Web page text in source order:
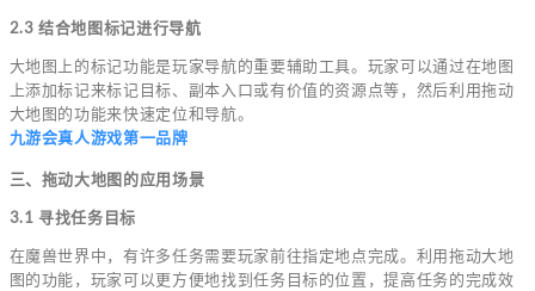
2.3 结合地图标记进行导航
大地图上的标记功能是玩家导航的重要辅助工具。玩家可以通过在地图
上添加标记来标记目标、副本入口或有价值的资源点等，然后利用拖动
大地图的功能来快速定位和导航。
九游会真人游戏第一品牌
三、拖动大地图的应用场景
3.1 寻找任务目标
在魔兽世界中，有许多任务需要玩家前往指定地点完成。利用拖动大地
图的功能，玩家可以更方便地找到任务目标的位置，提高任务的完成效